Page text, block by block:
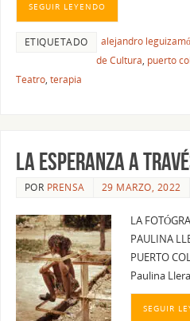
SEGUIR LEYENDO
ETIQUETADO alejandro
de Cultura, puerto
Teatro, terapia
LA ESPERANZA A
POR PRENSA 29 MARZO, 2022
LA
PAULINA
PUERTO
Paulina
SEGUIR